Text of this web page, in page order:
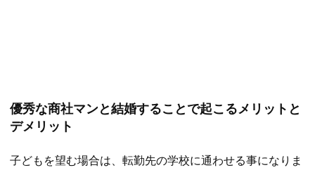
優秀な商社マンと結婚することで起こるメリットと
デメリット
子どもを望む場合は、転勤先の学校に通わせる事になりま